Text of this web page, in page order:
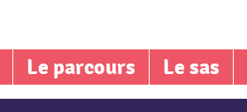
Le parcours Le sas